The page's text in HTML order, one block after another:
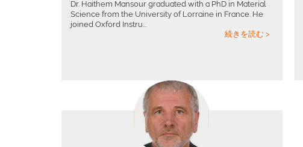
Dr. Haithem Mansour graduated with a PhD in Material
Science from the University of Lorraine in France. He
joined Oxford Instru...
続きを読む >